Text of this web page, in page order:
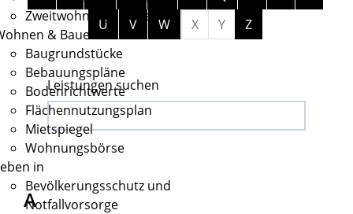
Zweitwohnungssteuer
& Bauen
Baugrundstücke
Bebauungspläne
Bodenrichtwerte
Flächennutzungsplan
Mietspiegel
Wohnungsbörse
in
Bevölkerungsschutz und
Notfallvorsorge
U
V W X Y Z
Leistungen suchen
A